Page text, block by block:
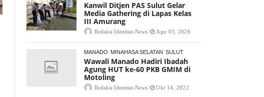
Kanwil Ditjen PAS Sulut Gelar
Media Gathering di Lapas Kelas
III Amurang
Redaksi Identitas News Agu 03, 2026
MANADO MINAHASA SELATAN SULUT
Wawali Manado Hadiri Ibadah
Agung HUT ke-60 PKB GMIM di
Motoling
Redaksi Identitas News Okt 14, 2022